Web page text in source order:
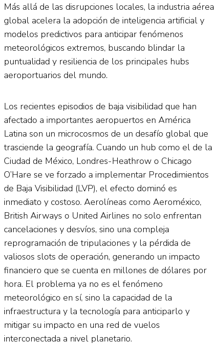
Más allá de las disrupciones locales, la industria aérea
global acelera la adopción de inteligencia artificial y
modelos predictivos para anticipar fenómenos
meteorológicos extremos, buscando blindar la
puntualidad y resiliencia de los principales hubs
aeroportuarios del mundo.
Los recientes episodios de baja visibilidad que han
afectado a importantes aeropuertos en América
Latina son un microcosmos de un desafío global que
trasciende la geografía. Cuando un hub como el de la
Ciudad de México, Londres-Heathrow o Chicago
O’Hare se ve forzado a implementar Procedimientos
de Baja Visibilidad (LVP), el efecto dominó es
inmediato y costoso. Aerolíneas como Aeroméxico,
British Airways o United Airlines no solo enfrentan
cancelaciones y desvíos, sino una compleja
reprogramación de tripulaciones y la pérdida de
valiosos slots de operación, generando un impacto
financiero que se cuenta en millones de dólares por
hora. El problema ya no es el fenómeno
meteorológico en sí, sino la capacidad de la
infraestructura y la tecnología para anticiparlo y
mitigar su impacto en una red de vuelos
interconectada a nivel planetario.